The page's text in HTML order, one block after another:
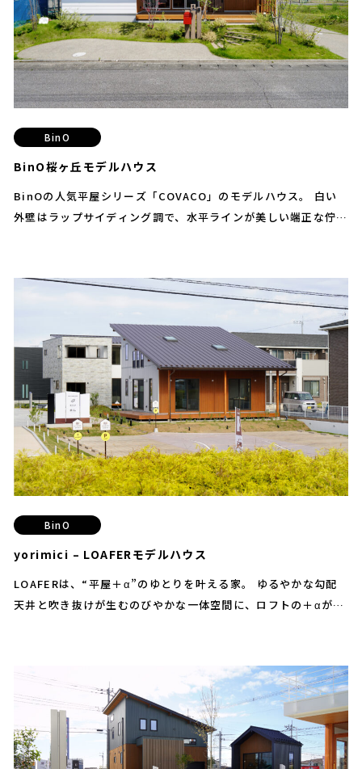
MODEL HOUSE モデルハウス
WORKS 施工実例
NEWS
EVENT
SPEC 性能
COMPANY 会社概要
・動物保護活動について
・PRIVACY POLICY
・SDGs宣言
取手市で家づくりを
検討している方はこちら
法人の方はこちら
BinO
BinO桜ヶ丘モデルハウス
BinOの人気平屋シリーズ「COVACO」のモデルハウス。 白い
外壁はラップサイディング調で、水平ラインが美しい端正な佇ま
がるLDKが開放感を生み、基本プランからグレードアップした羽
目板天井が自然の温もりを添えます。玄関土間から続く大容量シ
ューズクロークやFIX窓で光を採り込む設計など、暮らしやすさ
にも配慮。主寝室には3帖のWIC、隠れ家のようなワークスペー
ス、ホームシアターも楽しめる趣味室など、多彩な空間構成で家
族の時間も自分の時間も充実します。
BinO
yorimici – LOAFERモデルハウス
LOAFERは、“平屋＋α”のゆとりを叶える家。 ゆるやかな勾配
天井と吹き抜けが生むのびやかな一体空間に、ロフトの＋αがリ
暮らしの中へ。 シンプルな動線は家事を軽やかに、家族の気配
はほどよい距離感でつながる—— そんな“ちょうどいい”心地よ
さが魅力です。 将来のライフステージに合わせて使い方を変え
られる可変性も備え、週末のアウトドアから日常のくつろぎま
で、 住まいの楽しみをぐっと広げてくれます。